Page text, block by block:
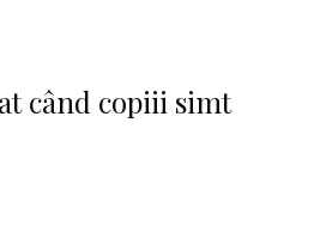
când copiii simt